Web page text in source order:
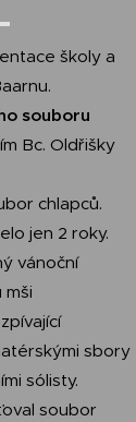
školy a
souboru
Bc. Oldřišky
chlapců.
jen 2 roky.
vánoční
sbory
sólisty.
soubor